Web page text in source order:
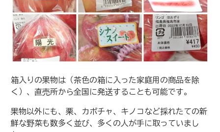
箱入りの果物は（茶色の箱に入った家庭用の商品を除
く）、直売所から全国に発送することも可能です。
果物以外にも、栗、カボチャ、キノコなど採れたての新
鮮な野菜も数多く並び、多くの人が手に取っていまし